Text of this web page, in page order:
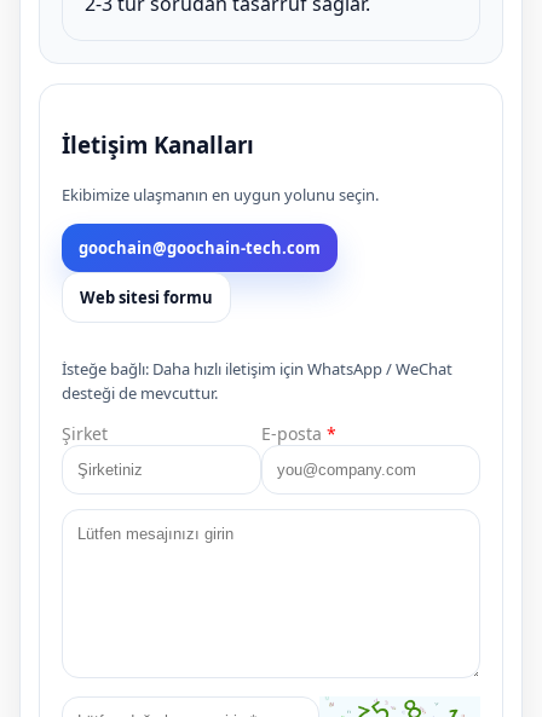
İletişim Kanalları
Ekibimize ulaşmanın en uygun yolunu seçin.
goochain@goochain-tech.com
Web sitesi formu
İsteğe bağlı: Daha hızlı iletişim için WhatsApp / WeChat
desteği de mevcuttur.
Şirket E-posta *